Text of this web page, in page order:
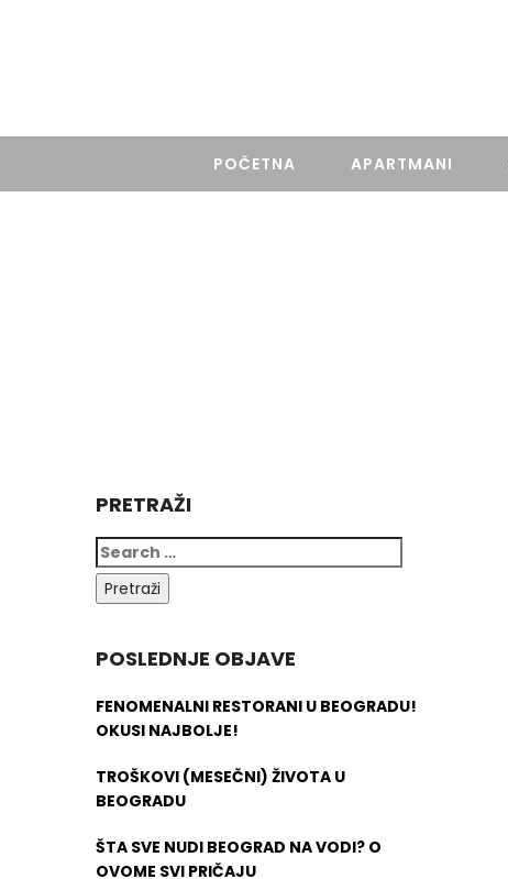
POČETNA APARTMANI
PRETRAŽI
POSLEDNJE OBJAVE
FENOMENALNI RESTORANI U BEOGRADU!
OKUSI NAJBOLJE!
TROŠKOVI (MESEČNI) ŽIVOTA U
BEOGRADU
ŠTA SVE NUDI BEOGRAD NA VODI? O
OVOME SVI PRIČAJU